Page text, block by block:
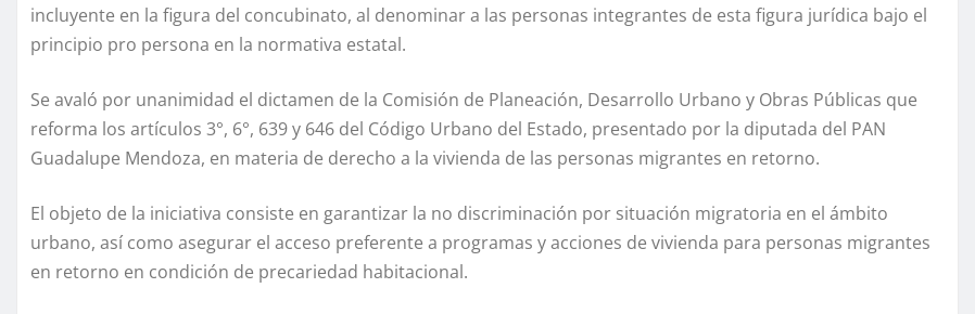
incluyente en la figura del concubinato, al denominar a las personas integrantes de esta figura jurídica bajo el
principio pro persona en la normativa estatal.
Se avaló por unanimidad el dictamen de la Comisión de Planeación, Desarrollo Urbano y Obras Públicas que
reforma los artículos 3°, 6°, 639 y 646 del Código Urbano del Estado, presentado por la diputada del PAN
Guadalupe Mendoza, en materia de derecho a la vivienda de las personas migrantes en retorno.
El objeto de la iniciativa consiste en garantizar la no discriminación por situación migratoria en el ámbito
urbano, así como asegurar el acceso preferente a programas y acciones de vivienda para personas migrantes
en retorno en condición de precariedad habitacional.